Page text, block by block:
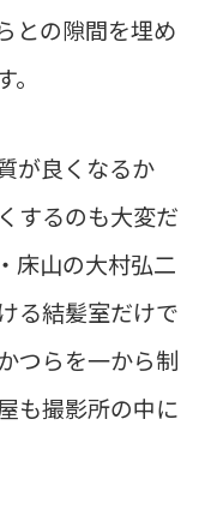
との隙間を埋め
が良くなるか
するのも大変だ
床山の大村弘二
る結髪室だけで
つらを一から制
も撮影所の中に